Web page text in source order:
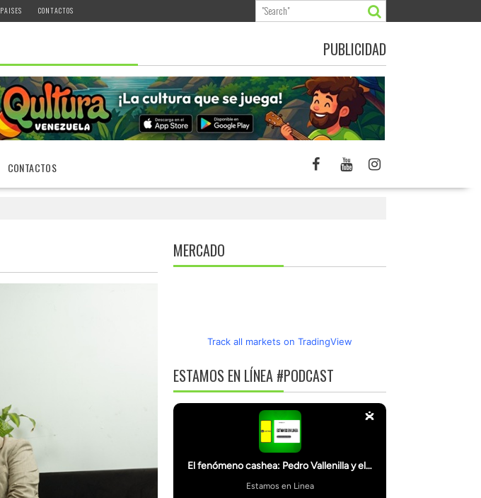
PAISES CONTACTOS
PUBLICIDAD
CONTACTOS
MERCADO
Track all markets on TradingView
ESTAMOS EN LÍNEA #PODCAST